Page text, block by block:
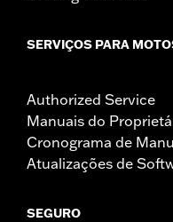
SERVIÇOS PARA
Authorized Service
Manuais do
Cronograma de
Atualizações de
SEGURO